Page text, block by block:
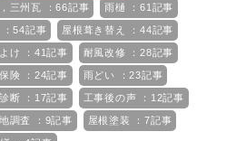
三州瓦 ：66記事 雨樋 ：61記事
：54記事 屋根葺き替え ：44記事
け ：41記事 耐風改修 ：28記事
険 ：24記事 雨どい ：23記事
断 ：17記事 工事後の声 ：12記事
調査 ：9記事 屋根塗装 ：7記事